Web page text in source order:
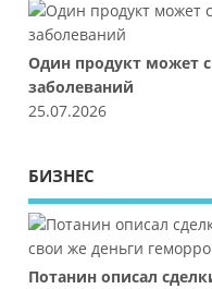
Один продукт может
заболеваний
25.07.2026
БИЗНЕС
Потанин описал